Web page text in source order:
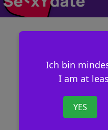
Ich bin
I am at
YES